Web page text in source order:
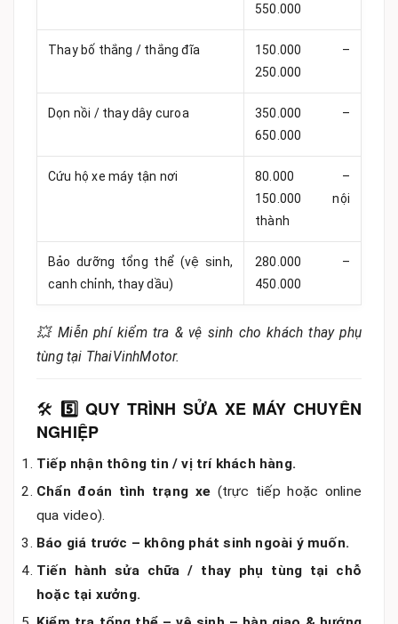
550.000
Thay bố thắng / thắng đĩa
150.000 –
250.000
Dọn nồi / thay dây curoa
350.000 –
650.000
Cứu hộ xe máy tận nơi
80.000 –
150.000 nội
thành
Bảo dưỡng tổng thể (vệ sinh,
canh chỉnh, thay dầu)
280.000 –
450.000
💥 Miễn phí kiểm tra & vệ sinh cho khách thay phụ
tùng tại ThaiVinhMotor.
🛠️ 5️⃣ QUY TRÌNH SỬA XE MÁY CHUYÊN
NGHIỆP
Tiếp nhận thông tin / vị trí khách hàng.
Chẩn đoán tình trạng xe (trực tiếp hoặc online
qua video).
Báo giá trước – không phát sinh ngoài ý muốn.
Tiến hành sửa chữa / thay phụ tùng tại chỗ
hoặc tại xưởng.